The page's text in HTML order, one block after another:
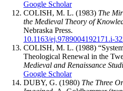
Google Scholar
COLISH, M. L. (1983) The
the Medieval Theory of
Nebraska Press.
10.1163/ej.9789004192171.i-
COLISH, M. L. (1988)
Theological Renewal in the
Medieval and Renaissance
Google Scholar
DUBY, G. (1980) The Three